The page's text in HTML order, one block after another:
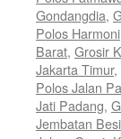
Gondangdia,
Polos Harmoni
Barat, Grosir
Jakarta Timur,
Polos Jalan
Jati Padang,
Jembatan Besi